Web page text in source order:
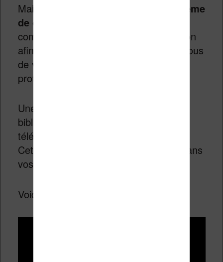
Mais
cela pose néanmoins un problème
de confidentialité
communiquer vos documents à Amazon
afin de les lire sur sa liseuse. C’est à vous
de voir, mais dans certains contextes
professionnels cela ne passera pas.
Une fois ces documents dans la
bibliothèque Kindle, vous pouvez les
télécharger et commencer la lecture.
Cette fois, la couleur s’affichera bien dans
vos documents.
Voici la vidéo qui explique cela :